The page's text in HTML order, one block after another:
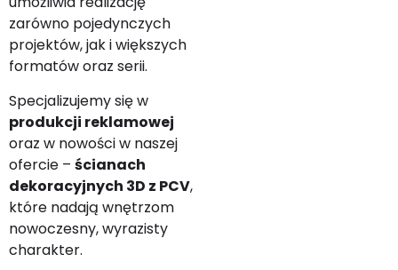
zarówno pojedynczych
projektów, jak i większych
formatów oraz serii.
Specjalizujemy się w
produkcji reklamowej
oraz w nowości w naszej
ofercie – ścianach
dekoracyjnych 3D z PCV,
które nadają wnętrzom
nowoczesny, wyrazisty
charakter.